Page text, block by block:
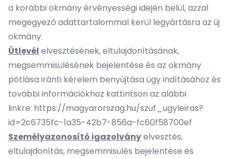
a korábbi okmány érvényességi idején belül, azzal
megegyező adattartalommal kerül legyártásra az új
okmány.
Útlevél elvesztésének, eltulajdonításának,
megsemmisülésének bejelentése és az okmány
pótlása iránti kérelem benyújtása ügy indításához és
további információkhoz kattintson az alábbi
linkre: https://magyarorszag.hu/szuf_ugyleiras?
id=2c6735fc-1a35-42b7-856a-fc60f58700ef
Személyazonosító igazolványelvesztés,
eltulajdonítás, megsemmisülés bejelentése és